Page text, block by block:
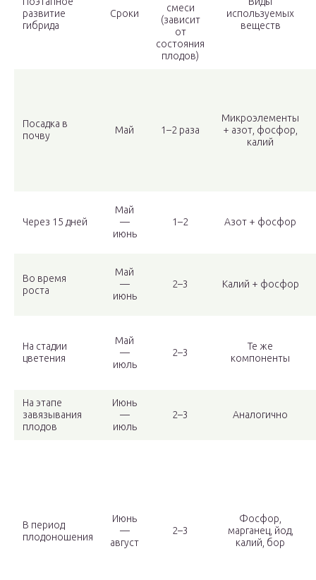
развитие
гибрида
Сроки
смеси
(зависит
от
состояния
плодов)
используемых
веществ
Посадка в
почву
Май 1–2 раза
Микроэлементы
+ азот, фосфор,
калий
Через 15 дней
Май
—
июнь
1–2 Азот + фосфор
Во время
роста
Май
—
июнь
2–3 Калий + фосфор
На стадии
цветения
Май
—
июль
2–3
Те же
компоненты
На этапе
завязывания
плодов
Июнь
—
июль
2–3 Аналогично
В период
плодоношения
Июнь
—
август
2–3
Фосфор,
марганец, йод,
калий, бор